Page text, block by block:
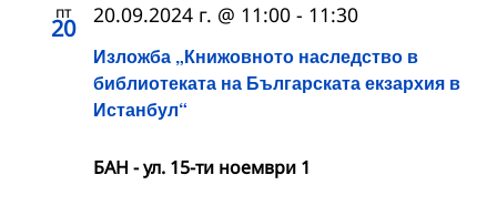
пт
20
Изложба „Книжовното наследство в
библиотеката на Българската екзархия в
Истанбул“
20.09.2024 г. @ 11:00 - 11:30
БАН - ул. 15-ти ноември 1